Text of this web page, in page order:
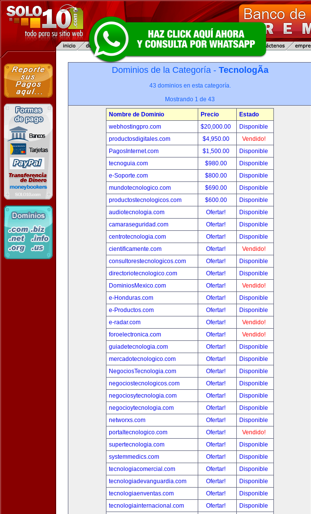
Dominios de la Categoría - TecnologÃ­a
43 dominios en esta categoría.
Mostrando 1 de 43
Nombre de Dominio Precio
Estado
webhostingpro.com
$20,000.00
Disponible
productosdigitales.com
$4,950.00
Vendido!
PagosInternet.com
$1,500.00
Disponible
tecnoguia.com
$980.00
Disponible
e-Soporte.com
$800.00
Disponible
mundotecnologico.com
$690.00
Disponible
productostecnologicos.com
$600.00
Disponible
audiotecnologia.com
Ofertar!
Disponible
camaraseguridad.com
Ofertar!
Disponible
centrotecnologia.com
Ofertar!
Disponible
cientificamente.com
Ofertar!
Vendido!
consultorestecnologicos.com
Ofertar!
Disponible
directoriotecnologico.com
Ofertar!
Disponible
DominiosMexico.com
Ofertar!
Vendido!
e-Honduras.com
Ofertar!
Disponible
e-Productos.com
Ofertar!
Disponible
e-radar.com
Ofertar!
Vendido!
foroelectronica.com
Ofertar!
Vendido!
guiadetecnologia.com
Ofertar!
Disponible
mercadotecnologico.com
Ofertar!
Disponible
NegociosTecnologia.com
Ofertar!
Disponible
negociostecnologicos.com
Ofertar!
Disponible
negociosytecnologia.com
Ofertar!
Disponible
negocioytecnologia.com
Ofertar!
Disponible
networxs.com
Ofertar!
Disponible
portaltecnologico.com
Ofertar!
Vendido!
supertecnologia.com
Ofertar!
Disponible
systemmedics.com
Ofertar!
Disponible
tecnologiacomercial.com
Ofertar!
Disponible
tecnologiadevanguardia.com
Ofertar!
Disponible
tecnologiaenventas.com
Ofertar!
Disponible
tecnologiainternacional.com
Ofertar!
Disponible